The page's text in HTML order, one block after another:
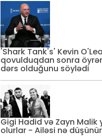
'Shark Tank's' Kevin
qovulduqdan sonra
dərs olduğunu söylədi
Gigi Hadid və Zayn Malik
olurlar - Ailəsi nə